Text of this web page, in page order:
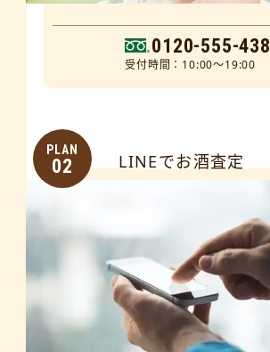
0120-555-438
受付時間：10:00～19:00
PLAN
02 LINEでお酒査定